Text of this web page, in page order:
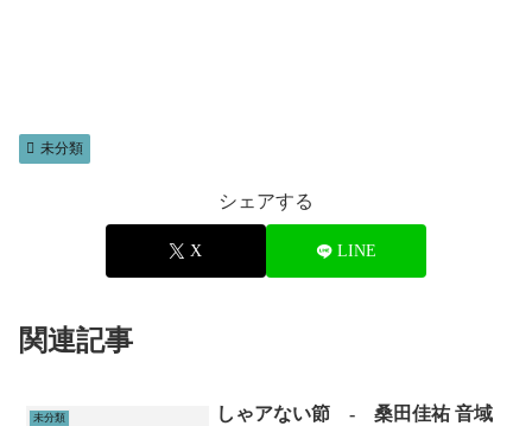
未分類
シェアする
X LINE
関連記事
未分類
しゃアない節 - 桑田佳祐 音域